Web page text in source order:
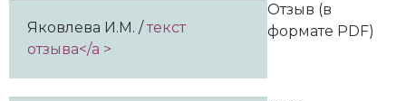
Яковлева И.М. /текст
отзыва</a >
Отзыв (в
формате PDF)